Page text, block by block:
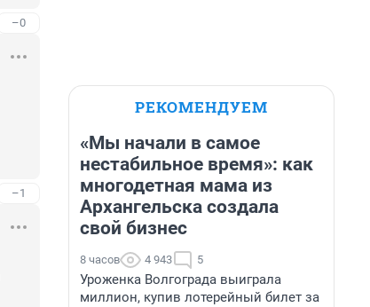
–0
–1
РЕКОМЕНДУЕМ
«Мы начали в самое
нестабильное время»: как
многодетная мама из
Архангельска создала
свой бизнес
8 часов 4 943 5
Уроженка Волгограда выиграла
миллион, купив лотерейный билет за